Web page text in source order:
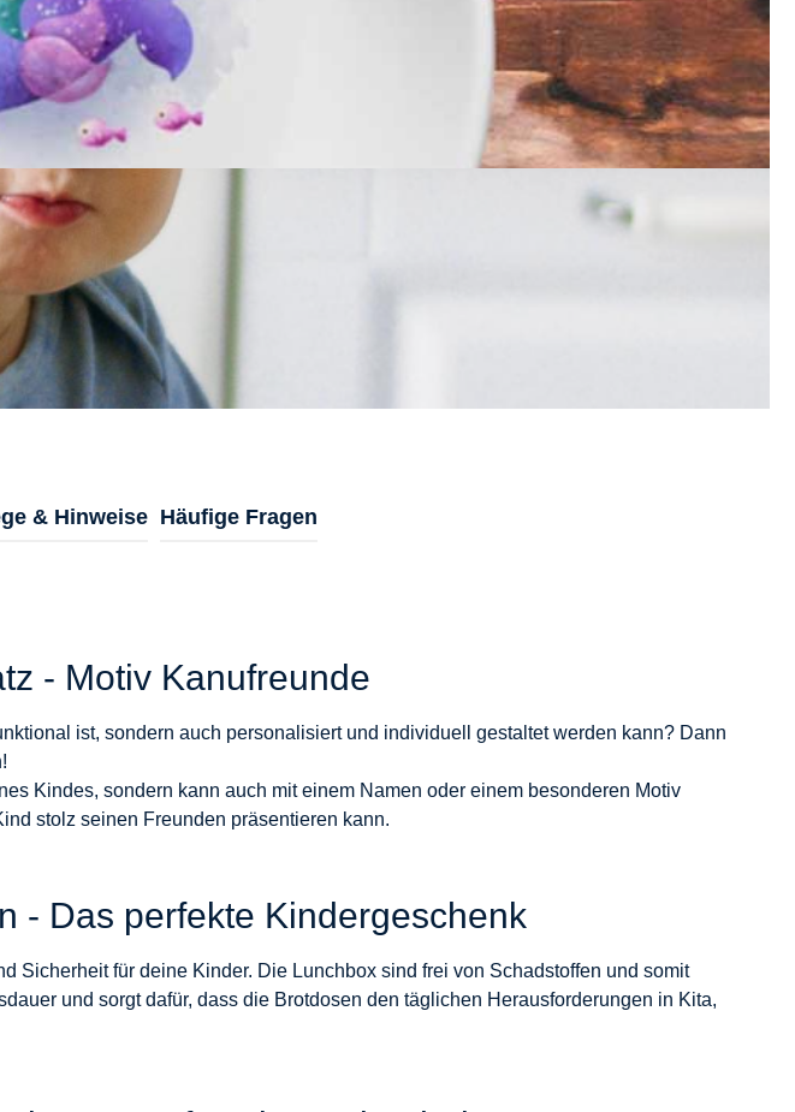
& Hinweise Häufige Fragen
- Motiv Kanufreunde
ist, sondern auch personalisiert und individuell gestaltet werden kann? Dann
Kindes, sondern kann auch mit einem Namen oder einem besonderen Motiv
stolz seinen Freunden präsentieren kann.
- Das perfekte Kindergeschenk
Sicherheit für deine Kinder. Die Lunchbox sind frei von Schadstoffen und somit
und sorgt dafür, dass die Brotdosen den täglichen Herausforderungen in Kita,